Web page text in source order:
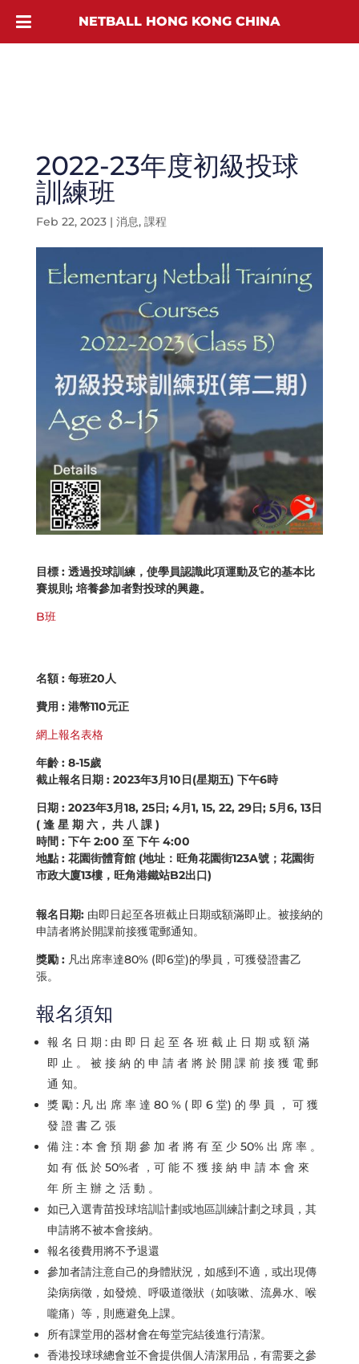
2022-23年度初級投球
訓練班
Feb 22, 2023| 消息, 課程
目標: 透過投球訓練，使學員認識此項運動及它的基本比
賽規則; 培養參加者對投球的興趣。
B班
名額: 每班20人
費用 : 港幣110元正
網上報名表格
年齡 : 8-15歲
截止報名日期 : 2023年3月 10 日(星期五) 下午6時
日期 : 2023年3月18, 25日; 4月1, 15, 22, 29日; 5月6, 13日
( 逢 星 期 六， 共 八 課 )
時間 : 下午 2:00 至 下午 4:00
地點: 花園街體育館 (地址：旺角花園街123A號；花園街
市政大廈13樓，旺角港鐵站B2出口)
報名日期:由即日起至各班截止日期或額滿即止。被接納的
申請者將於開課前接獲電郵通知。
獎勵 : 凡出席率達80% (即6堂)的學員，可獲發證書乙
張。
報名須知
報 名 日 期 : 由 即 日 起 至 各 班 截 止 日 期 或 額 滿
即 止 。 被 接 納 的 申 請 者 將 於 開 課 前 接 獲 電 郵
通 知。
獎 勵 : 凡 出 席 率 達 80 % ( 即 6 堂) 的 學 員 ， 可 獲
發 證 書 乙 張
備 注 : 本 會 預 期 參 加 者 將 有 至 少 50% 出 席 率 。
如 有 低 於 50%者 ，可 能 不 獲 接 納 申 請 本 會 來
年 所 主 辦 之 活 動 。
如已入選青苗投球培訓計劃或地區訓練計劃之球員，其
申請將不被本會接納。
報名後費用將不予退還
參加者請注意自己的身體狀況，如感到不適，或出現傳
染病病徵，如發燒、呼吸道徵狀（如咳嗽、流鼻水、喉
嚨痛）等，則應避免上課。
所有課堂用的器材會在每堂完結後進行清潔。
香港投球球總會並不會提供個人清潔用品，有需要之參
NETBALL HONG KONG CHINA